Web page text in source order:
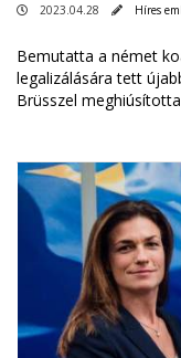
2023.04.28 Híres
Bemutatta a német
legalizálására tett
Brüsszel